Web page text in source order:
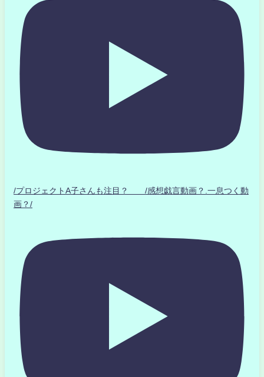
/プロジェクトA子さんも注目？ /感想戯言動画？.一息つく動
画？/